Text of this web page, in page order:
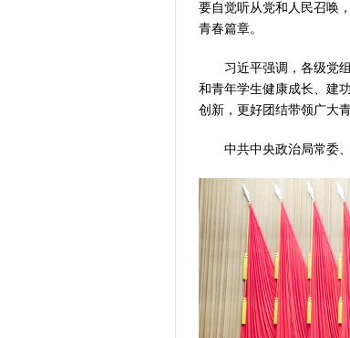
要自觉听从党和人民召唤
青春篇章。
习近平强调，各级党组
和青年学生健康成长、建
创新，更好团结带领广大
中共中央政治局常委、